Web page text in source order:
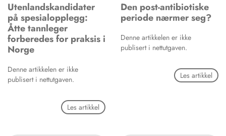
Utenlandskandidater
på spesialopplegg:
Åtte tannleger
forberedes for praksis i
Norge
Denne artikkelen er ikke
publisert i nettutgaven.
Les artikkel
Den post-antibiotiske
periode nærmer seg?
Denne artikkelen er ikke
publisert i nettutgaven.
Les artikkel